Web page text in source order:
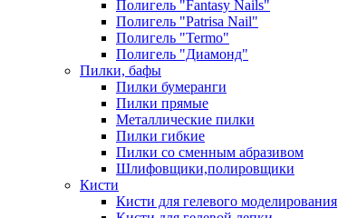
Полигель "Fantasy Nails"
Полигель "Patrisa Nail"
Полигель "Termo"
Полигель "Диамонд"
Пилки, бафы
Пилки бумеранги
Пилки прямые
Металлические пилки
Пилки гибкие
Пилки со сменным абразивом
Шлифовщики,полировщики
Кисти
Кисти для гелевого моделирования